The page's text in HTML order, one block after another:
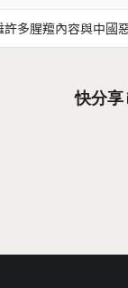
多腥羶內容與中國
快分享